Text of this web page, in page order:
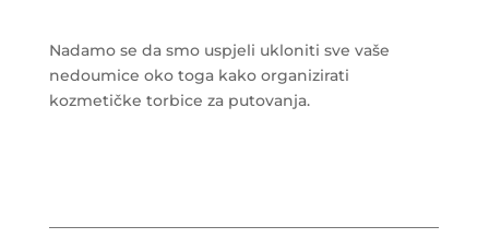
Nadamo se da smo uspjeli ukloniti sve vaše
nedoumice oko toga kako organizirati
kozmetičke torbice za putovanja.